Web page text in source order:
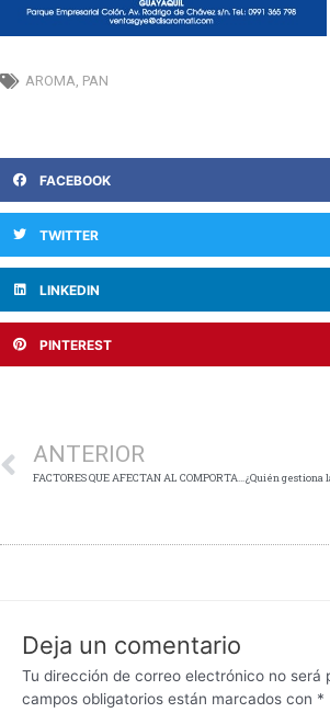
AROMA, PAN
FACEBOOK
TWITTER
LINKEDIN
PINTEREST
ANTERIOR
FACTORES QUE AFECTAN AL COMPORTAMIENTO PANADERO DE LA HARINA DE TRIGO
Deja un comentario
Tu dirección de correo electrónico no será
campos obligatorios están marcados con *